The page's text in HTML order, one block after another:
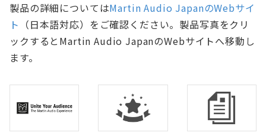
お問い合わせ
製品の詳細についてはMartin Audio JapanのWebサイ
ト （日本語対応）をご確認ください。製品写真をクリ
ックするとMartin Audio JapanのWebサイトへ移動し
ます。